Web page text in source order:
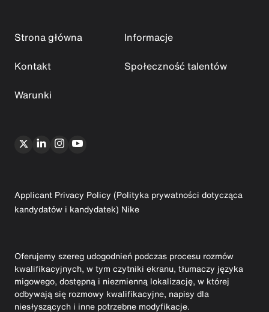
Strona główna
Informacje
Kontakt
Społeczność talentów
Warunki
Applicant Privacy Policy (Polityka prywatności dotycząca
kandydatów i kandydatek) Nike
Oferujemy szereg udogodnień podczas procesu rozmów
kwalifikacyjnych, w tym czytniki ekranu, tłumaczy języka
migowego, dostępną i niezmienną lokalizację, w której
odbywają się rozmowy kwalifikacyjne, napisy dla
niesłyszących i inne potrzebne modyfikacje.